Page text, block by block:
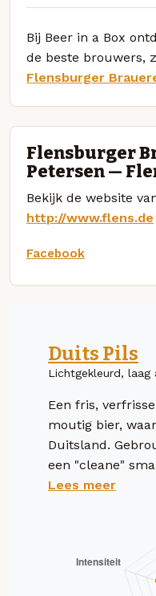
Bij Beer in a Box
de beste brouwers,
Flensburger
Flensburger
Petersen —
Bekijk de website
http://www.flens.de
Facebook
Duits Pils
Lichtgekleurd, laag
Een fris,
moutig bier,
Duitsland.
een "cleane"
Lees meer